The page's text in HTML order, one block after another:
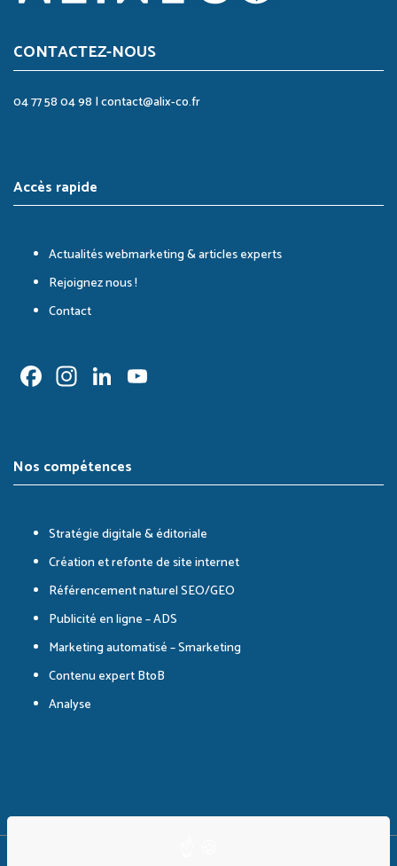
CONTACTEZ-NOUS
04 77 58 04 98 |contact@alix-co.fr
Accès rapide
Actualités webmarketing & articles experts
Rejoignez nous !
Contact
Facebook
Instagram
LinkedIn
Nos compétences
Stratégie digitale & éditoriale
Création et refonte de site internet
Référencement naturel SEO/GEO
Publicité en ligne – ADS
Marketing automatisé – Smarketing
Contenu expert BtoB
Analyse